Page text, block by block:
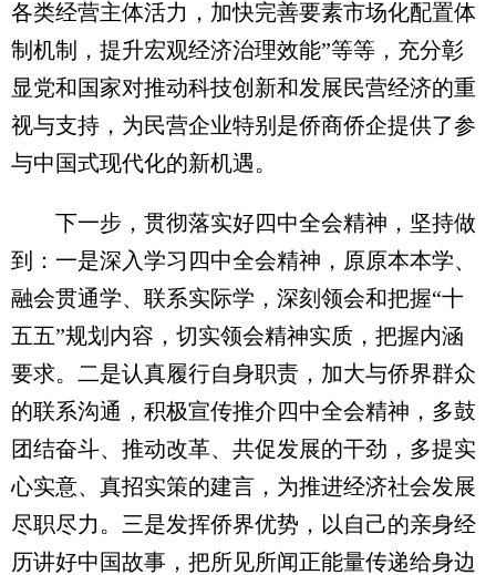
各类经营主体活力，加快完善要素市场化配置体
制机制，提升宏观经济治理效能”等等，充分彰
显党和国家对推动科技创新和发展民营经济的重
视与支持，为民营企业特别是侨商侨企提供了参
与中国式现代化的新机遇。
下一步，贯彻落实好四中全会精神，坚持做
到：一是深入学习四中全会精神，原原本本学、
融会贯通学、联系实际学，深刻领会和把握“十
五五”规划内容，切实领会精神实质，把握内涵
要求。二是认真履行自身职责，加大与侨界群众
的联系沟通，积极宣传推介四中全会精神，多鼓
团结奋斗、推动改革、共促发展的干劲，多提实
心实意、真招实策的建言，为推进经济社会发展
尽职尽力。三是发挥侨界优势，以自己的亲身经
历讲好中国故事，把所见所闻正能量传递给身边